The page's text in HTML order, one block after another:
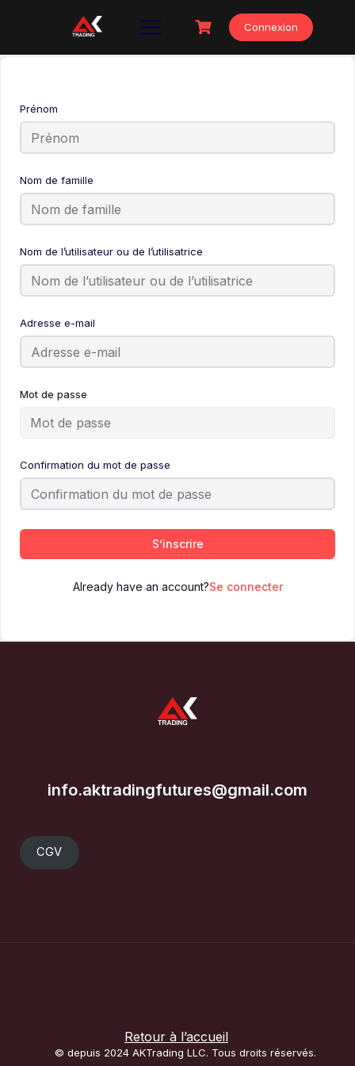
Connexion
Prénom
Nom de famille
Nom de l’utilisateur ou de l’utilisatrice
Adresse e-mail
Mot de passe
Confirmation du mot de passe
S’inscrire
Already have an account?Se connecter
info.aktradingfutures@gmail.com
CGV
Retour à l’accueil
© depuis 2024 AKTrading LLC. Tous droits réservés.